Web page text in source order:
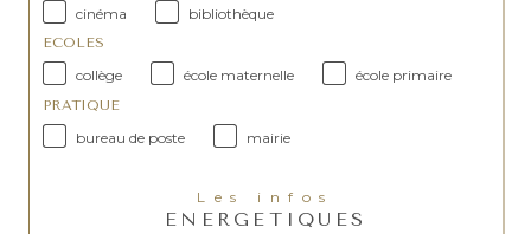
cinéma bibliothèque
ECOLES
collège école maternelle école primaire
PRATIQUE
bureau de poste mairie
Les infos
ENERGETIQUES